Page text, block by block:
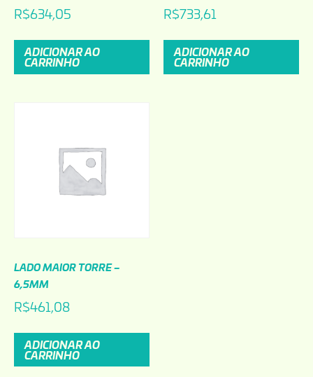
R$634,05
ADICIONAR AO
CARRINHO
R$733,61
ADICIONAR AO
CARRINHO
LADO MAIOR TORRE –
6,5MM
R$461,08
ADICIONAR AO
CARRINHO